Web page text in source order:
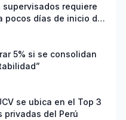
supervisados requiere
pocos días de inicio del
5% si se consolidan
se ubica en el Top 3
privadas del Perú